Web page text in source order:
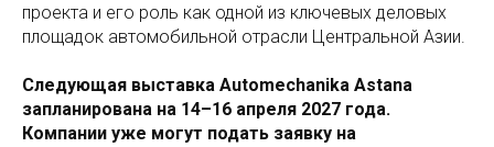
проекта и его роль как одной из ключевых деловых
площадок автомобильной отрасли Центральной Азии.
Следующая выставка Automechanika Astana
запланирована на 14–16 апреля 2027 года.
Компании уже могут подать заявку на